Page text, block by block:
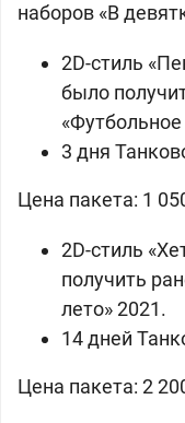
наборов «В
2D-стиль
было
3 дня
Цена пакета: 1
2D-стиль
получить
лето» 2021.
14 дней
Цена пакета: 2